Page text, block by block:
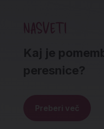
NASVETI
Kaj je
peresnice?
Preberi več